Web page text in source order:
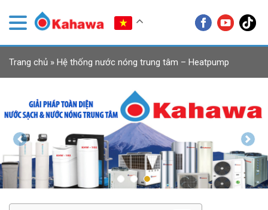
Trang chủ » Hệ thống nước nóng trung tâm – Heatpump
Previous Next